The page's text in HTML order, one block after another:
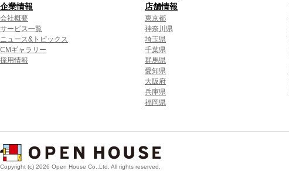
企業情報
会社概要
サービス一覧
ニュース&トピックス
CMギャラリー
採用情報
店舗情報
東京都
神奈川県
埼玉県
千葉県
群馬県
愛知県
大阪府
兵庫県
福岡県
Copyright (c) 2026 Open House Co.,Ltd. All rights reserved.